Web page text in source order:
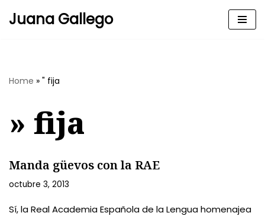
Juana Gallego
Home » " fija
» fija
Manda güevos con la RAE
octubre 3, 2013
Sí, la Real Academia Española de la Lengua homenajea